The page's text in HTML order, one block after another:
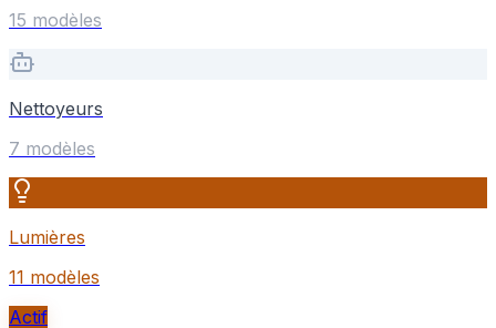
15 modèles
Nettoyeurs
7 modèles
Lumières
11 modèles
Actif